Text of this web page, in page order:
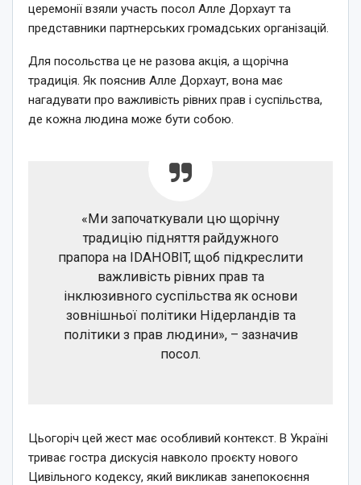
церемонії взяли участь посол Алле Дорхаут та
представники партнерських громадських організацій.
Для посольства це не разова акція, а щорічна
традиція. Як пояснив Алле Дорхаут, вона має
нагадувати про важливість рівних прав і суспільства,
де кожна людина може бути собою.
«Ми започаткували цю щорічну
традицію підняття райдужного
прапора на IDAHOBIT, щоб підкреслити
важливість рівних прав та
інклюзивного суспільства як основи
зовнішньої політики Нідерландів та
політики з прав людини», – зазначив
посол.
Цьогоріч цей жест має особливий контекст. В Україні
триває гостра дискусія навколо проєкту нового
Цивільного кодексу, який викликав занепокоєння